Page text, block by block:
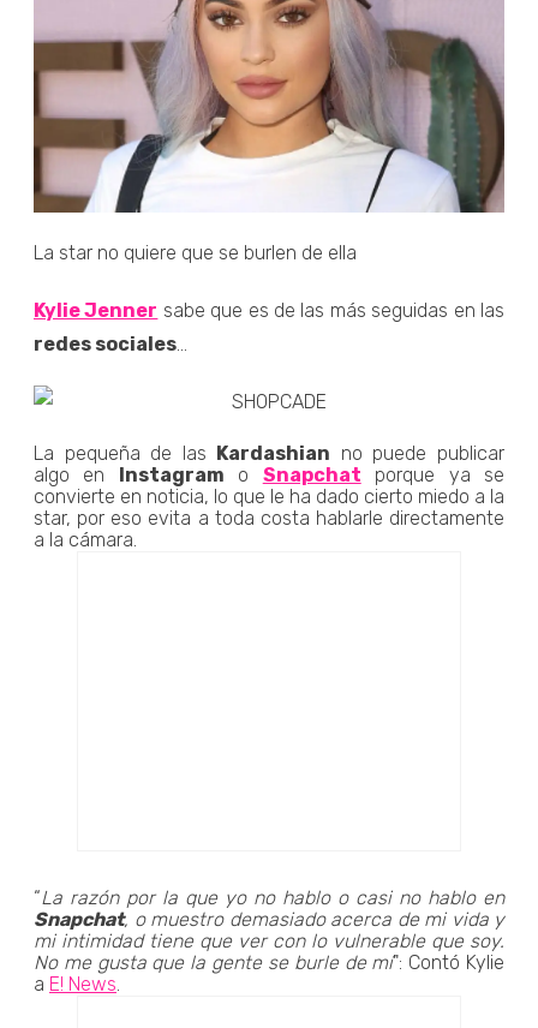
La star no quiere que se burlen de ella
Kylie Jenner sabe que es de las más seguidas en las
redes sociales
La pequeña de las Kardashian no puede publicar
algo en Instagram o Snapchat porque ya se
convierte en noticia, lo que le ha dado cierto miedo a la
star, por eso evita a toda costa hablarle directamente
a la cámara.
“La razón por la que yo no hablo o casi no hablo en
Snapchat, o muestro demasiado acerca de mi vida y
mi intimidad tiene que ver con lo vulnerable que soy.
No me gusta que la gente se burle de mí": Contó Kylie
a E! News